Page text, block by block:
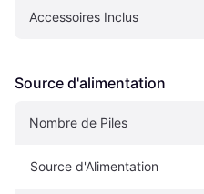
Accessoires Inclus
Source d'alimentation
Nombre de Piles
Source d'Alimentation